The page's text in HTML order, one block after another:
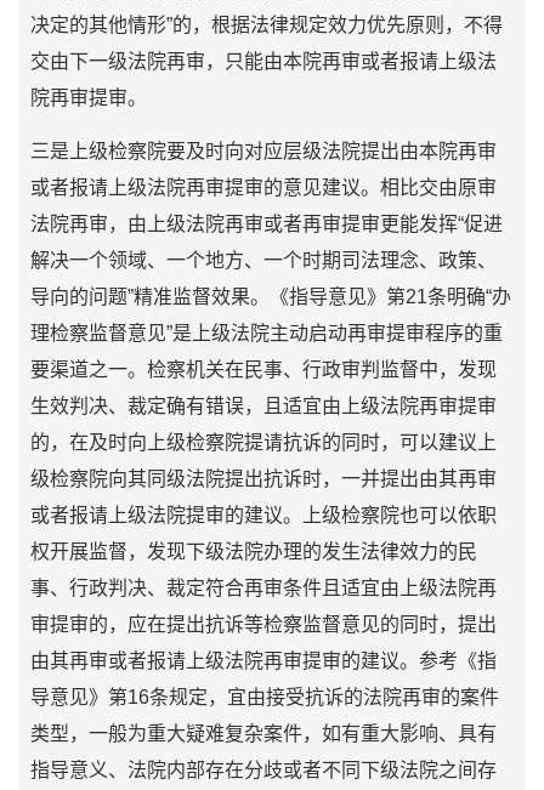
决定的其他情形”的，根据法律规定效力优先原则，不得
交由下一级法院再审，只能由本院再审或者报请上级法
院再审提审。
三是上级检察院要及时向对应层级法院提出由本院再审
或者报请上级法院再审提审的意见建议。相比交由原审
法院再审，由上级法院再审或者再审提审更能发挥“促进
解决一个领域、一个地方、一个时期司法理念、政策、
导向的问题”精准监督效果。《指导意见》第21条明确“办
理检察监督意见”是上级法院主动启动再审提审程序的重
要渠道之一。检察机关在民事、行政审判监督中，发现
生效判决、裁定确有错误，且适宜由上级法院再审提审
的，在及时向上级检察院提请抗诉的同时，可以建议上
级检察院向其同级法院提出抗诉时，一并提出由其再审
或者报请上级法院提审的建议。上级检察院也可以依职
权开展监督，发现下级法院办理的发生法律效力的民
事、行政判决、裁定符合再审条件且适宜由上级法院再
审提审的，应在提出抗诉等检察监督意见的同时，提出
由其再审或者报请上级法院再审提审的建议。参考《指
导意见》第16条规定，宜由接受抗诉的法院再审的案件
类型，一般为重大疑难复杂案件，如有重大影响、具有
指导意义、法院内部存在分歧或者不同下级法院之间存